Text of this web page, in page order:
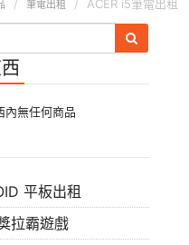
筆電出租 ACER i5筆電出租
內無任何商品
平板出租
拉霸遊戲